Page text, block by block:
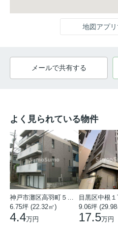
地図アプリ
メールで共有する
よく見られている物件
6.75坪 (22.32㎡)
4.4万円
目黒区中根１
9.06坪
17.5万円